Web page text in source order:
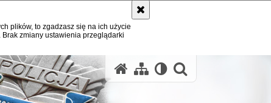
plików, to zgadzasz się na ich użycie
zmiany ustawienia przeglądarki